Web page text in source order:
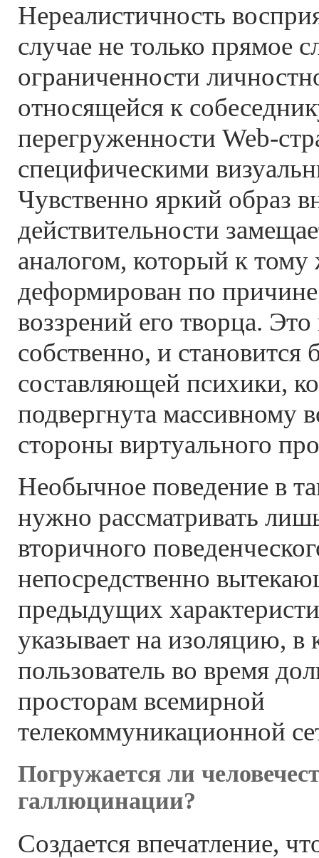
Нереалистичность
случае не только прямое
ограниченности
относящейся к
перегруженности Web-
специфическими
Чувственно яркий образ
действительности
аналогом, который к
деформирован по
воззрений его творца. Это
собственно, и становится
составляющей психики,
подвергнута массивному
стороны виртуального
Необычное поведение в
нужно рассматривать
вторичного
непосредственно
предыдущих
указывает на изоляцию, в
пользователь во время
просторам всемирной
телекоммуникационной
Погружается ли
галлюцинации?
Создается впечатление,